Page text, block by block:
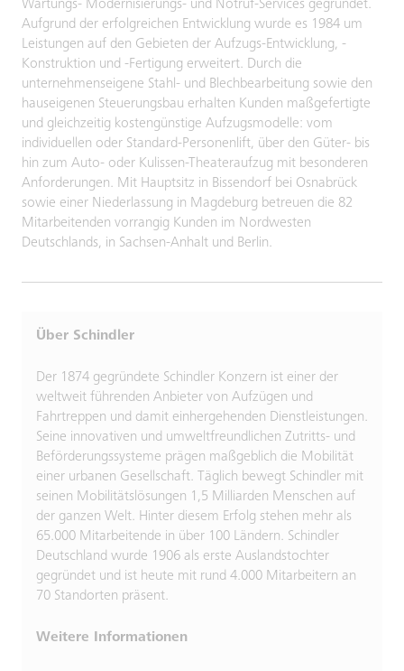
Wartungs- Modernisierungs- und Notruf-Services gegründet.
Aufgrund der erfolgreichen Entwicklung wurde es 1984 um
Leistungen auf den Gebieten der Aufzugs-Entwicklung, -
Konstruktion und -Fertigung erweitert. Durch die
unternehmenseigene Stahl- und Blechbearbeitung sowie den
hauseigenen Steuerungsbau erhalten Kunden maßgefertigte
und gleichzeitig kostengünstige Aufzugsmodelle: vom
individuellen oder Standard-Personenlift, über den Güter- bis
hin zum Auto- oder Kulissen-Theateraufzug mit besonderen
Anforderungen. Mit Hauptsitz in Bissendorf bei Osnabrück
sowie einer Niederlassung in Magdeburg betreuen die 82
Mitarbeitenden vorrangig Kunden im Nordwesten
Deutschlands, in Sachsen-Anhalt und Berlin.
Über Schindler
Der 1874 gegründete Schindler Konzern ist einer der
weltweit führenden Anbieter von Aufzügen und
Fahrtreppen und damit einhergehenden Dienstleistungen.
Seine innovativen und umweltfreundlichen Zutritts- und
Beförderungssysteme prägen maßgeblich die Mobilität
einer urbanen Gesellschaft. Täglich bewegt Schindler mit
seinen Mobilitätslösungen 1,5 Milliarden Menschen auf
der ganzen Welt. Hinter diesem Erfolg stehen mehr als
65.000 Mitarbeitende in über 100 Ländern. Schindler
Deutschland wurde 1906 als erste Auslandstochter
gegründet und ist heute mit rund 4.000 Mitarbeitern an
70 Standorten präsent.
Weitere Informationen